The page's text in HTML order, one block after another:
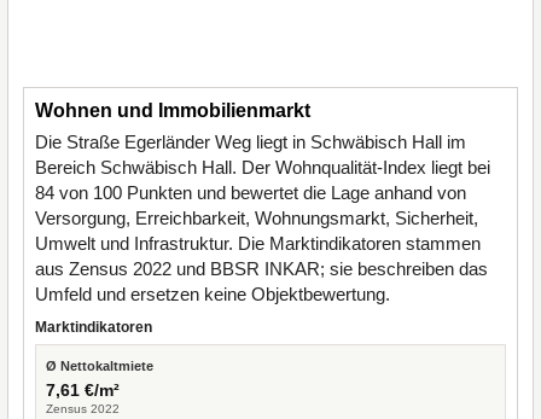
Wohnen und Immobilienmarkt
Die Straße Egerländer Weg liegt in Schwäbisch Hall im
Bereich Schwäbisch Hall. Der Wohnqualität-Index liegt bei
84 von 100 Punkten und bewertet die Lage anhand von
Versorgung, Erreichbarkeit, Wohnungsmarkt, Sicherheit,
Umwelt und Infrastruktur. Die Marktindikatoren stammen
aus Zensus 2022 und BBSR INKAR; sie beschreiben das
Umfeld und ersetzen keine Objektbewertung.
Marktindikatoren
Ø Nettokaltmiete
7,61 €/m²
Zensus 2022